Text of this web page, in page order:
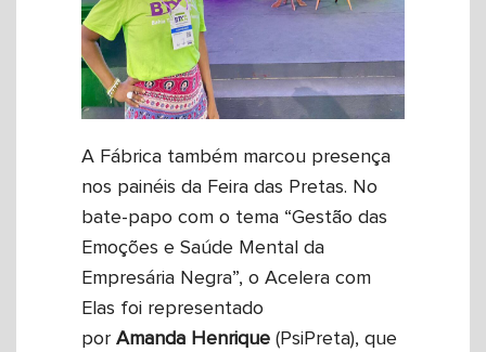
A Fábrica também marcou presença
nos painéis da Feira das Pretas. No
bate-papo com o tema “Gestão das
Emoções e Saúde Mental da
Empresária Negra”, o Acelera com
Elas foi representado
por Amanda Henrique (PsiPreta), que